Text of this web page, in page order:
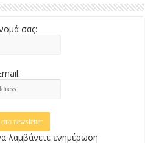
σας:
λαμβάνετε ενημέρωση